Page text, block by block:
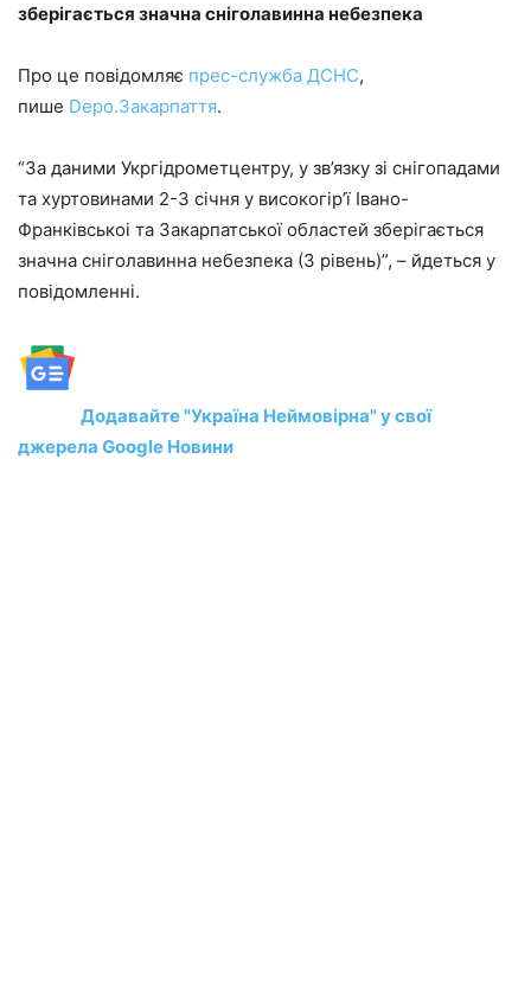
зберігається значна сніголавинна небезпека
Про це повідомляє прес-служба ДСНС,
пише Depo.Закарпаття.
“За даними Укргідрометцентру, у зв’язку зi снiгопадами
та хуртовинами 2-3 сiчня у високогiр’ї Iвано-
Франкiвськоi та Закарпатської областей зберігається
значна снiголавинна небезпека (3 рiвень)”, – йдеться у
повідомленні.
Додавайте "Україна Неймовірна" у свої
джерела Google Новини